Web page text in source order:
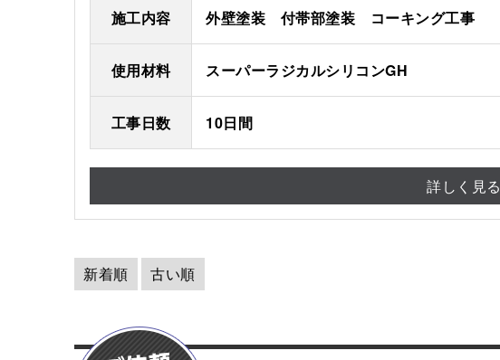
施工内容 外壁塗装 付帯部塗装 コーキング工事
使用材料 スーパーラジカルシリコンGH
工事日数 10日間
詳しく見る
新着順 古い順